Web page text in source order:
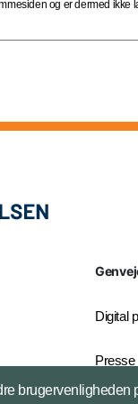
og er dermed ikke
Digital
Presse